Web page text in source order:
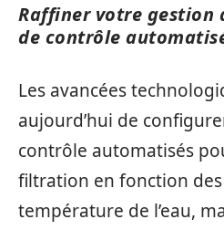
Raffiner votre gestion
de contrôle
Les avancées
aujourd’hui de
contrôle automatisés
filtration en fonction
température de l’eau,